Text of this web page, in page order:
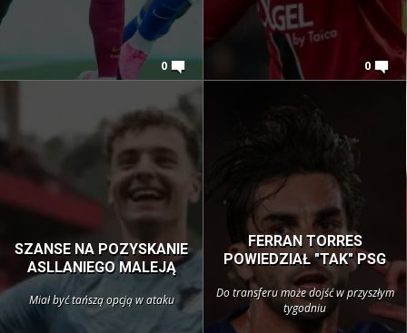
0 0
SZANSE NA POZYSKANIE
ASLLANIEGO MALEJĄ
Miał być tańszą opcją w ataku
FERRAN TORRES
POWIEDZIAŁ "TAK" PSG
Do transferu może dojść w przyszłym
tygodniu